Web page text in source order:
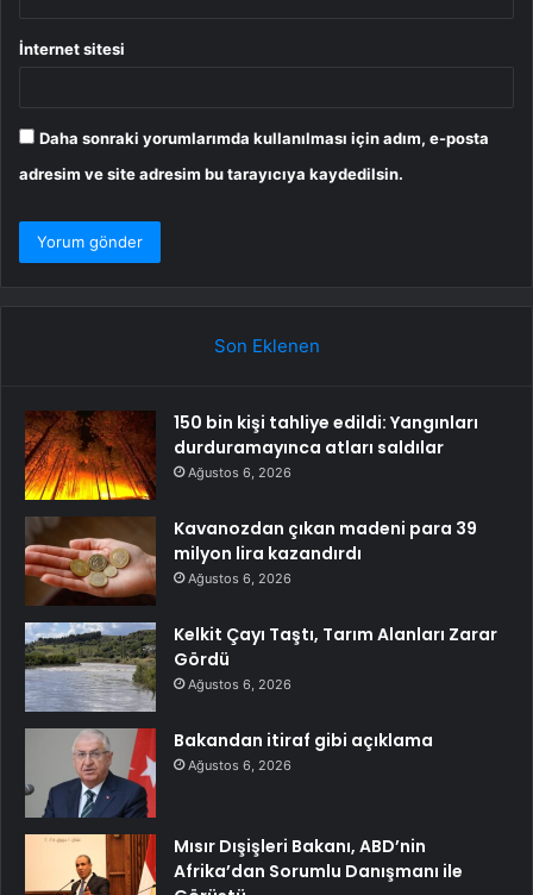
İnternet sitesi
Daha sonraki yorumlarımda kullanılması için adım, e-posta
adresim ve site adresim bu tarayıcıya kaydedilsin.
Son Eklenen
150 bin kişi tahliye edildi: Yangınları
durduramayınca atları saldılar
Ağustos 6, 2026
Kavanozdan çıkan madeni para 39
milyon lira kazandırdı
Ağustos 6, 2026
Kelkit Çayı Taştı, Tarım Alanları Zarar
Gördü
Ağustos 6, 2026
Bakandan itiraf gibi açıklama
Ağustos 6, 2026
Mısır Dışişleri Bakanı, ABD’nin
Afrika’dan Sorumlu Danışmanı ile